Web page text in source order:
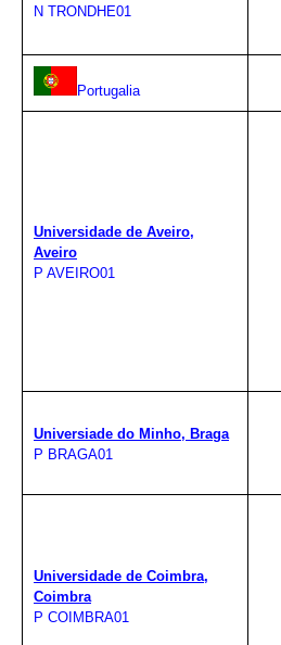
N TRONDHE01
Portugalia
Universidade de Aveiro,
Aveiro
P AVEIRO01
Universiade do Minho, Braga
P BRAGA01
Universidade de Coimbra,
Coimbra
P COIMBRA01